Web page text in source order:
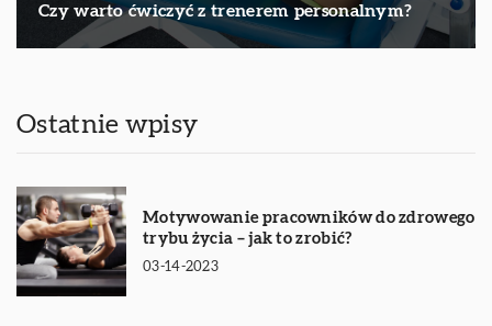
Czy warto ćwiczyć z trenerem personalnym?
Ostatnie wpisy
Motywowanie pracowników do zdrowego
trybu życia – jak to zrobić?
03-14-2023